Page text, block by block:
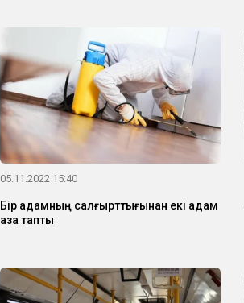
05.11.2022 15:40
Бір адамның салғырттығынан екі адам
қаза тапты